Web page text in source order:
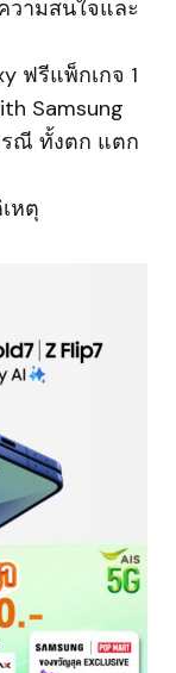
วามสนใจและ
ฟรีแพ็กเกจ 1
Samsung
รณี ทั้งตก แตก
หตุ